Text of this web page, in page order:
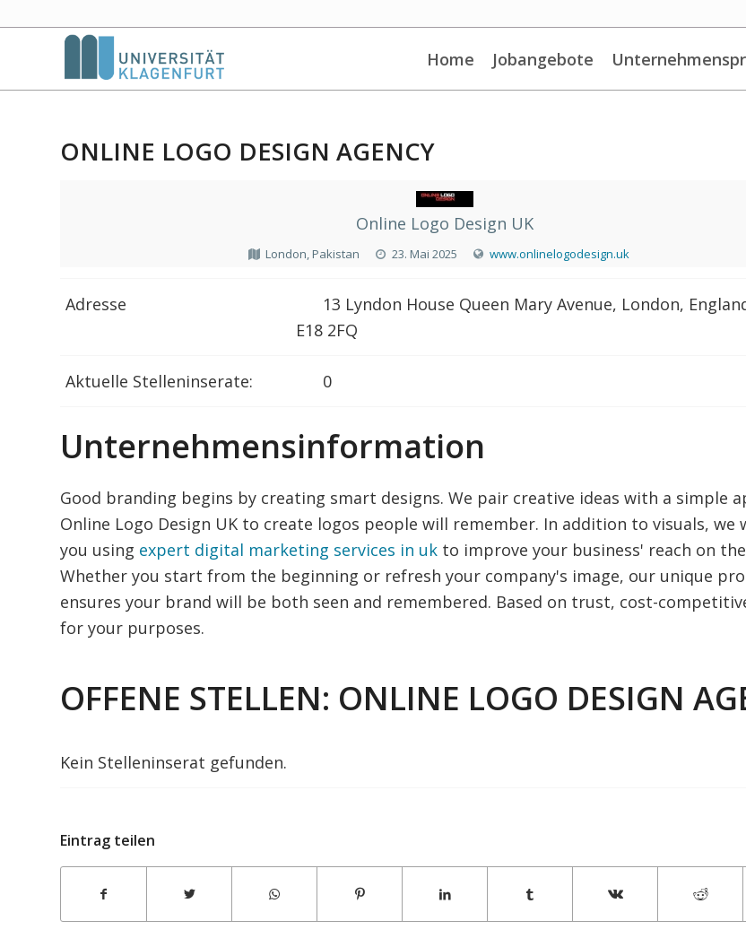
Home Jobangebote
ONLINE LOGO DESIGN AGENCY
Online Logo Design UK
London, Pakistan 23. Mai 2025 www.onlinelogodesign.uk
Adresse
13 Lyndon House Queen Mary Avenue, London,
E18 2FQ
Aktuelle Stelleninserate: 0
Unternehmensinformation
Good branding begins by creating smart designs. We pair creative ideas with a simple
Online Logo Design UK to create logos people will remember. In addition to visuals, we
you using expert digital marketing services in uk to improve your business' reach on
Whether you start from the beginning or refresh your company's image, our unique
ensures your brand will be both seen and remembered. Based on trust, cost-
for your purposes.
OFFENE STELLEN: ONLINE LOGO DESIGN
Kein Stelleninserat gefunden.
Eintrag teilen